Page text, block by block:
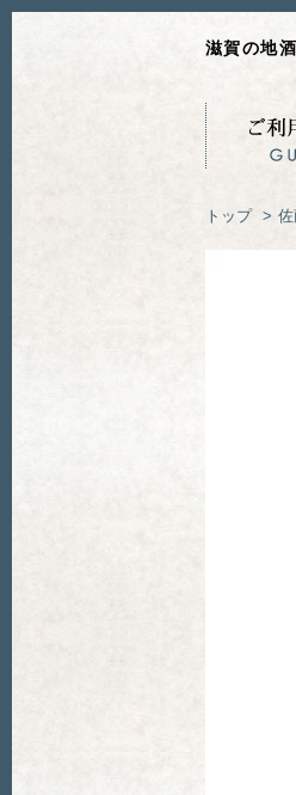
滋賀の地
トップ > 佐